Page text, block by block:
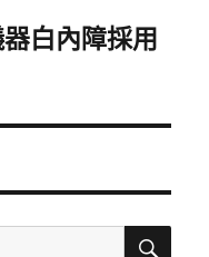
白內障採用
搜